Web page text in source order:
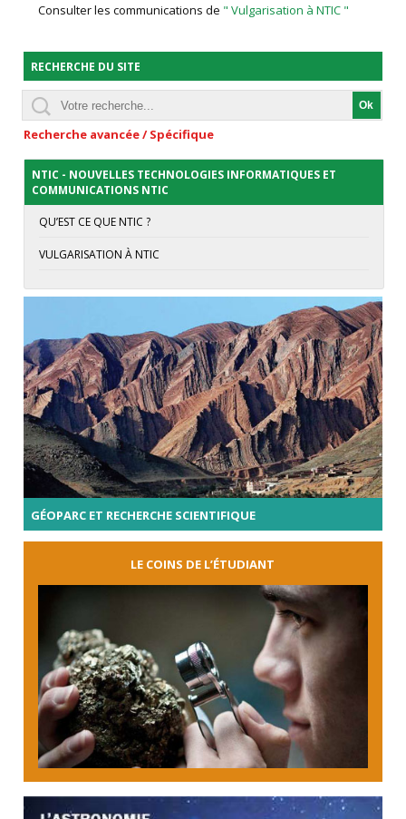
Consulter les communications de " Vulgarisation à NTIC "
RECHERCHE DU SITE
Recherche avancée / Spécifique
NTIC - NOUVELLES TECHNOLOGIES INFORMATIQUES ET
COMMUNICATIONS NTIC
QU’EST CE QUE NTIC ?
VULGARISATION À NTIC
GÉOPARC ET RECHERCHE SCIENTIFIQUE
LE COINS DE L’ÉTUDIANT